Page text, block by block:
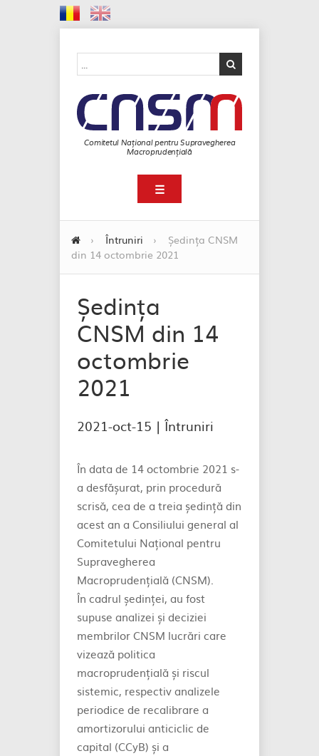
Comitetul Național pentru Supravegherea
Macroprudențială
☰
› Întruniri ›
Ședința CNSM
din 14 octombrie 2021
Ședința
CNSM din 14
octombrie
2021
2021-oct-15 | Întruniri
În data de 14 octombrie 2021 s-
a desfășurat, prin procedură
scrisă, cea de a treia ședință din
acest an a Consiliului general al
Comitetului Național pentru
Supravegherea
Macroprudențială (CNSM).
În cadrul ședinței, au fost
supuse analizei și deciziei
membrilor CNSM lucrări care
vizează politica
macroprudențială și riscul
sistemic, respectiv analizele
periodice de recalibrare a
amortizorului anticiclic de
capital (CCyB) și a